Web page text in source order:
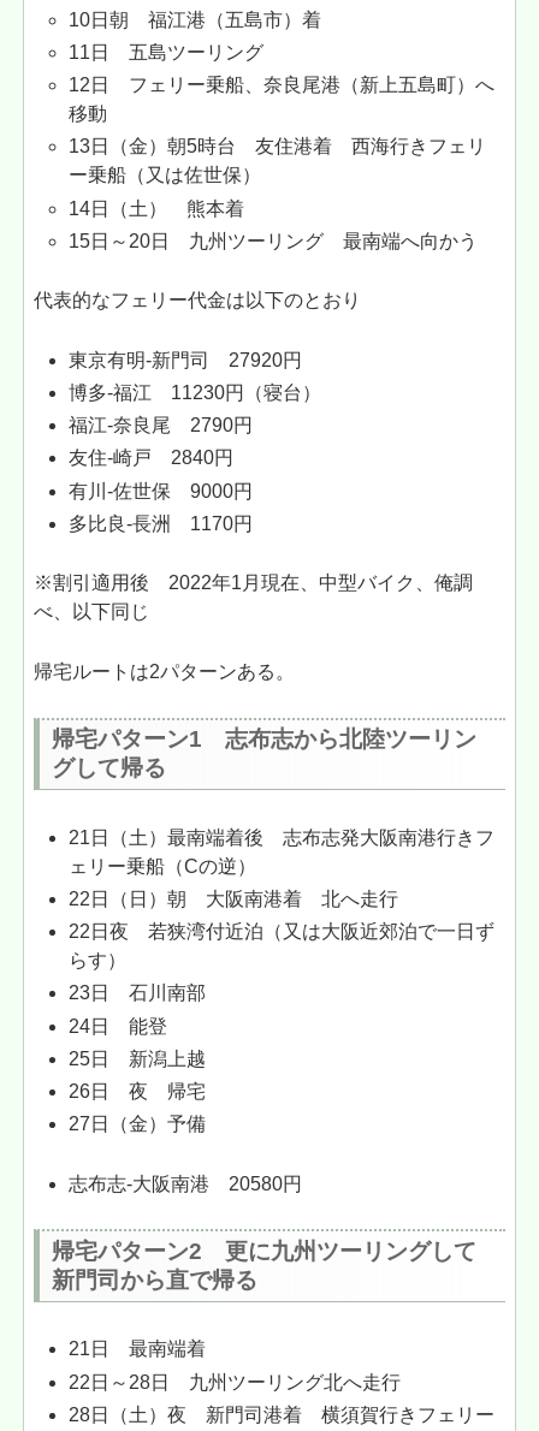
10日朝 福江港（五島市）着
11日 五島ツーリング
12日 フェリー乗船、奈良尾港（新上五島町）へ
移動
13日（金）朝5時台 友住港着 西海行きフェリ
ー乗船（又は佐世保）
14日（土） 熊本着
15日～20日 九州ツーリング 最南端へ向かう
代表的なフェリー代金は以下のとおり
東京有明-新門司 27920円
博多-福江 11230円（寝台）
福江-奈良尾 2790円
友住-崎戸 2840円
有川-佐世保 9000円
多比良-長洲 1170円
※割引適用後 2022年1月現在、中型バイク、俺調
べ、以下同じ
帰宅ルートは2パターンある。
帰宅パターン1 志布志から北陸ツーリン
グして帰る
21日（土）最南端着後 志布志発大阪南港行きフ
ェリー乗船（Cの逆）
22日（日）朝 大阪南港着 北へ走行
22日夜 若狭湾付近泊（又は大阪近郊泊で一日ず
らす）
23日 石川南部
24日 能登
25日 新潟上越
26日 夜 帰宅
27日（金）予備
志布志-大阪南港 20580円
帰宅パターン2 更に九州ツーリングして
新門司から直で帰る
21日 最南端着
22日～28日 九州ツーリング北へ走行
28日（土）夜 新門司港着 横須賀行きフェリー